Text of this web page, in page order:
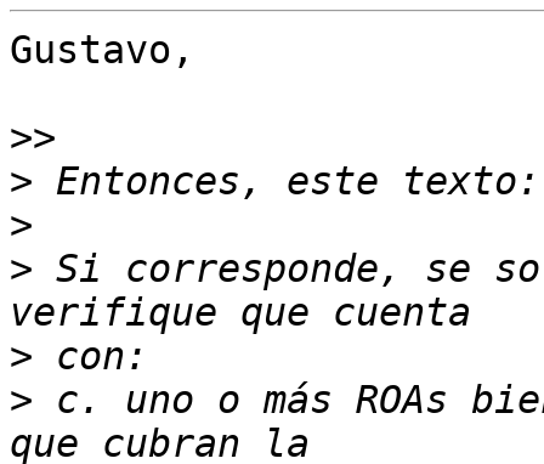
Gustavo,
>>
>
>
> Si corresponde, se
>
> c. uno o más ROAs